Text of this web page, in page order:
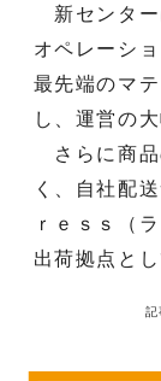
新センター
オペレーシ
最先端のマ
し、運営の
さらに商品
く、自社配
ｒｅｓｓ（
出荷拠点と
記